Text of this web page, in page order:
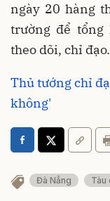
ngày 20 hàng
trường để tổng
theo dõi, chỉ
Thủ tướng chỉ
không'
Đà Nẵng Tàu